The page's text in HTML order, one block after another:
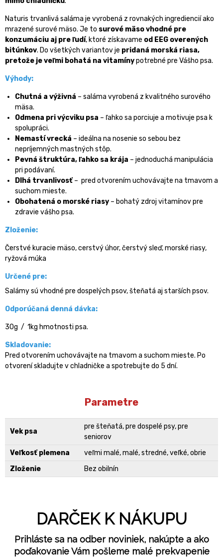
Naturis trvanlivá saláma je vyrobená z rovnakých ingrediencií ako
mrazené surové mäso. Je to surové mäso vhodné pre
konzumáciu aj pre ľudí, ktoré získavame od EEG overených
bitúnkov. Do všetkých variantov je pridaná morská riasa,
pretože je veľmi bohatá na vitamínypotrebné pre Vášho psa.
Výhody:
Chutná a výživná – saláma vyrobená z kvalitného surového
mäsa.
Odmena pri výcviku psa – ľahko sa porciuje a motivuje psa k
spolupráci.
Nemastí vrecká – ideálna na nosenie so sebou bez
nepríjemných mastných stôp.
Pevná štruktúra, ľahko sa krája – jednoduchá manipulácia
pri podávaní.
Dlhá trvanlivosť– pred otvorením uchovávajte na tmavom a
suchom mieste.
Obohatená o morské riasy – bohatý zdroj vitamínov pre
zdravie vášho psa.
Zloženie:
Čerstvé kuracie mäso, cerstvý úhor, čerstvý sleď, morské riasy,
ryžová múka
Určené pre:
Salámy sú vhodné pre dospelých psov, šteňatá aj starších psov.
Odporúčaná denná dávka:
30g / 1kg hmotnosti psa.
Skladovanie:
Pred otvorením uchovávajte na tmavom a suchom mieste. Po
otvorení skladujte v chladničke a spotrebujte do 5 dní.
Parametre
Vek psa
pre šteňatá, pre dospelé psy, pre
seniorov
Veľkosť plemena
veľmi malé, malé, stredné, veľké, obrie
Zloženie
Bez obilnín
DARČEK K NÁKUPU
Prihláste sa na odber noviniek, nakúpte a ako
poďakovanie Vám pošleme malé prekvapenie